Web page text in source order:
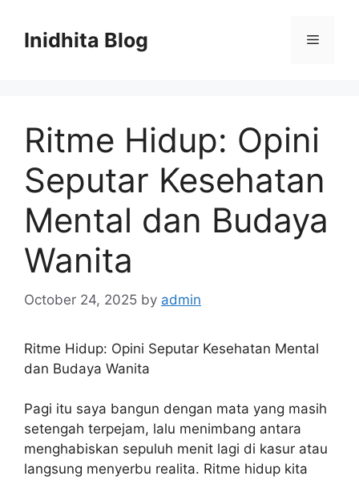
contentInidhita Blog Menu
Ritme Hidup: Opini
Seputar Kesehatan
Mental dan Budaya
Wanita
October 24, 2025 by admin
Ritme Hidup: Opini Seputar Kesehatan Mental
dan Budaya Wanita
Pagi itu saya bangun dengan mata yang masih
setengah terpejam, lalu menimbang antara
menghabiskan sepuluh menit lagi di kasur atau
langsung menyerbu realita. Ritme hidup kita